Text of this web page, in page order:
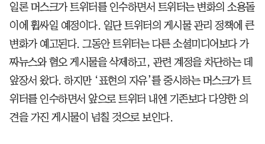
일론 머스크가 트위터를 인수하면서 트위터는 변화의 소용돌
이에 휩싸일 예정이다. 일단 트위터의 게시물 관리 정책에 큰
변화가 예고된다. 그동안 트위터는 다른 소셜미디어보다 가
짜뉴스와 혐오 게시물을 삭제하고, 관련 계정을 차단하는 데
앞장서 왔다. 하지만 ‘표현의 자유’를 중시하는 머스크가 트
위터를 인수하면서 앞으로 트위터 내엔 기존보다 다양한 의
견을 가진 게시물이 넘칠 것으로 보인다.